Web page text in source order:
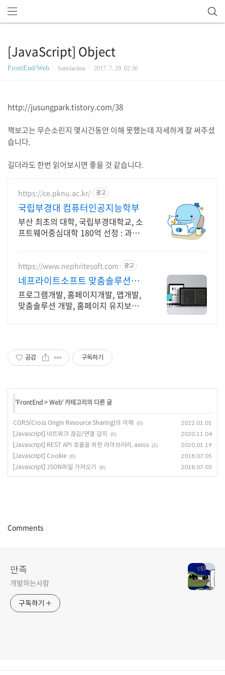
[JavaScript] Object
FrontEnd/Web Satisfaction 2017. 7. 29. 02:36
http://jusungpark.tistory.com/38
책보고는 무슨소린지 몇시간동안 이해 못했는데 자세하게 잘 써주셨
습니다.
길더라도 한번 읽어보시면 좋을 것 같습니다.
https://ce.pknu.ac.kr/ 광고
국립부경대 컴퓨터인공지능학부
부산 최초의 대학, 국립부경대학교, 소
프트웨어중심대학 180억 선정 : 과학
https://www.nephritesoft.com 광고
네프라이트소프트 맞춤솔루션개
발
프로그램개발, 홈페이지개발, 앱개발,
맞춤솔루션 개발, 홈페이지 유지보수,
공감 구독하기
'FrontEnd>Web' 카테고리의 다른 글
CORS(Cross Origin Resource Sharing)의 이해 (0) 2022.01.01
[Javascript] 네트워크 끊김/연결 감지 (0) 2020.11.04
[Javascript] REST API 호출을 위한 라이브러리, axios (2) 2020.01.19
[Javascript] Cookie (0) 2018.07.05
[Javascript] JSON파일 가져오기 (0) 2018.07.03
Comments
만족
개발하는사람
구독하기